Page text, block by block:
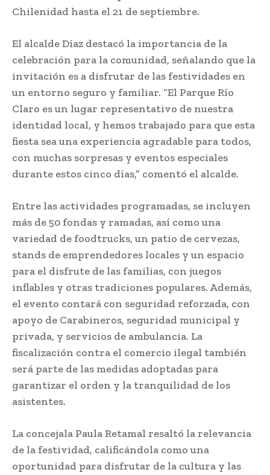
Chilenidad hasta el 21 de septiembre.
El alcalde Díaz destacó la importancia de la
celebración para la comunidad, señalando que la
invitación es a disfrutar de las festividades en
un entorno seguro y familiar. “El Parque Río
Claro es un lugar representativo de nuestra
identidad local, y hemos trabajado para que esta
fiesta sea una experiencia agradable para todos,
con muchas sorpresas y eventos especiales
durante estos cinco días,” comentó el alcalde.
Entre las actividades programadas, se incluyen
más de 50 fondas y ramadas, así como una
variedad de foodtrucks, un patio de cervezas,
stands de emprendedores locales y un espacio
para el disfrute de las familias, con juegos
inflables y otras tradiciones populares. Además,
el evento contará con seguridad reforzada, con
apoyo de Carabineros, seguridad municipal y
privada, y servicios de ambulancia. La
fiscalización contra el comercio ilegal también
será parte de las medidas adoptadas para
garantizar el orden y la tranquilidad de los
asistentes.
La concejala Paula Retamal resaltó la relevancia
de la festividad, calificándola como una
oportunidad para disfrutar de la cultura y las